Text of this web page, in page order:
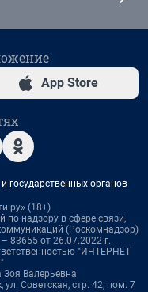
App Store
государственных органов
(18+)
по надзору в сфере связи,
(Роскомнадзор)
83655 от 26.07.2022 г.
"ИНТЕРНЕТ
Зоя Валерьевна
ул. Советская, стр. 42, пом. 7